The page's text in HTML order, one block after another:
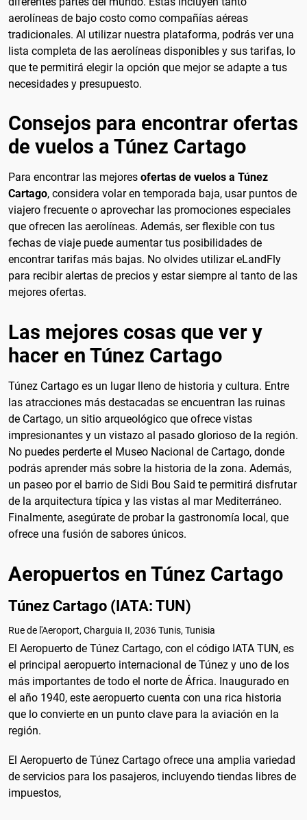
aerolíneas de bajo costo como compañías aéreas
tradicionales. Al utilizar nuestra plataforma, podrás ver una
lista completa de las aerolíneas disponibles y sus tarifas, lo
que te permitirá elegir la opción que mejor se adapte a tus
necesidades y presupuesto.
Consejos para encontrar ofertas
de vuelos a Túnez Cartago
Para encontrar las mejores ofertas de vuelos a Túnez
Cartago, considera volar en temporada baja, usar puntos de
viajero frecuente o aprovechar las promociones especiales
que ofrecen las aerolíneas. Además, ser flexible con tus
fechas de viaje puede aumentar tus posibilidades de
encontrar tarifas más bajas. No olvides utilizar eLandFly
para recibir alertas de precios y estar siempre al tanto de las
mejores ofertas.
Las mejores cosas que ver y
hacer en Túnez Cartago
Túnez Cartago es un lugar lleno de historia y cultura. Entre
las atracciones más destacadas se encuentran las ruinas
de Cartago, un sitio arqueológico que ofrece vistas
impresionantes y un vistazo al pasado glorioso de la región.
No puedes perderte el Museo Nacional de Cartago, donde
podrás aprender más sobre la historia de la zona. Además,
un paseo por el barrio de Sidi Bou Said te permitirá disfrutar
de la arquitectura típica y las vistas al mar Mediterráneo.
Finalmente, asegúrate de probar la gastronomía local, que
ofrece una fusión de sabores únicos.
Aeropuertos en Túnez Cartago
Túnez Cartago (IATA: TUN)
Rue de l'Aeroport, Charguia II, 2036 Tunis, Tunisia
El Aeropuerto de Túnez Cartago, con el código IATA TUN, es
el principal aeropuerto internacional de Túnez y uno de los
más importantes de todo el norte de África. Inaugurado en
el año 1940, este aeropuerto cuenta con una rica historia
que lo convierte en un punto clave para la aviación en la
región.
El Aeropuerto de Túnez Cartago ofrece una amplia variedad
de servicios para los pasajeros, incluyendo tiendas libres de
impuestos,